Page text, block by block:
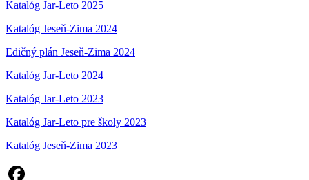
Katalóg Jar-Leto 2025
Katalóg Jeseň-Zima 2024
Edičný plán Jeseň-Zima 2024
Katalóg Jar-Leto 2024
Katalóg Jar-Leto 2023
Katalóg Jar-Leto pre školy 2023
Katalóg Jeseň-Zima 2023